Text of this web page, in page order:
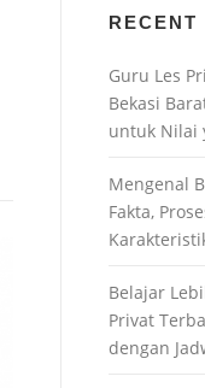
RECENT
Guru Les
Bekasi
untuk Nilai
Mengenal
Fakta,
Belajar
Privat
dengan